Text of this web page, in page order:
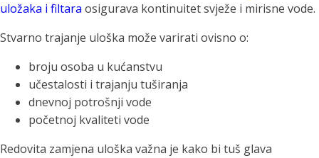
uložaka i filtara osigurava kontinuitet svježe i mirisne vode.
Stvarno trajanje uloška može varirati ovisno o:
broju osoba u kućanstvu
učestalosti i trajanju tuširanja
dnevnoj potrošnji vode
početnoj kvaliteti vode
Redovita zamjena uloška važna je kako bi tuš glava